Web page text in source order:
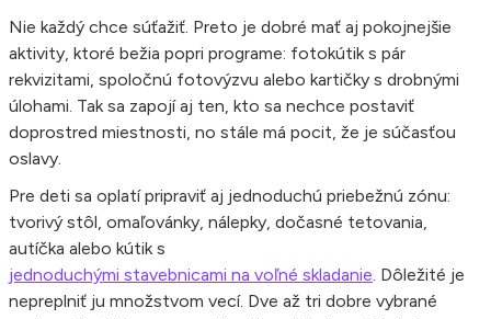
Nie každý chce súťažiť. Preto je dobré mať aj pokojnejšie
aktivity, ktoré bežia popri programe: fotokútik s pár
rekvizitami, spoločnú fotovýzvu alebo kartičky s drobnými
úlohami. Tak sa zapojí aj ten, kto sa nechce postaviť
doprostred miestnosti, no stále má pocit, že je súčasťou
oslavy.
Pre deti sa oplatí pripraviť aj jednoduchú priebežnú zónu:
tvorivý stôl, omaľovánky, nálepky, dočasné tetovania,
autíčka alebo kútik s
jednoduchými stavebnicami na voľné skladanie . Dôležité je
nepreplniť ju množstvom vecí. Dve až tri dobre vybrané